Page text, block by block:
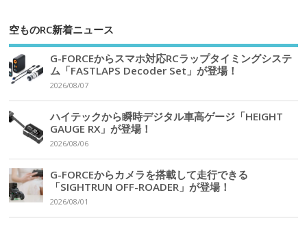
空ものRC新着ニュース
G-FORCEからスマホ対応RCラップタイミングシステ
ム「FASTLAPS Decoder Set」が登場！
2026/08/07
ハイテックから瞬時デジタル車高ゲージ「HEIGHT
GAUGE RX」が登場！
2026/08/06
G-FORCEからカメラを搭載して走行できる
「SIGHTRUN OFF-ROADER」が登場！
2026/08/01